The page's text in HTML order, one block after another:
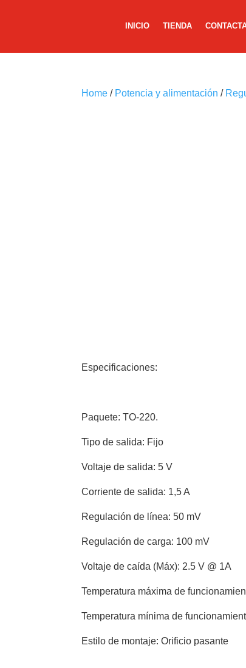
INICIO TIENDA
Home / Potencia y alimentación /
Especificaciones:
Paquete: TO-220.
Tipo de salida: Fijo
Voltaje de salida: 5 V
Corriente de salida: 1,5 A
Regulación de línea: 50 mV
Regulación de carga: 100 mV
Voltaje de caída (Máx): 2.5 V @ 1A
Temperatura máxima de
Temperatura mínima de
Estilo de montaje: Orificio pasante